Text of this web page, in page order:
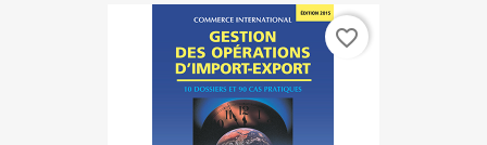
favorite_border